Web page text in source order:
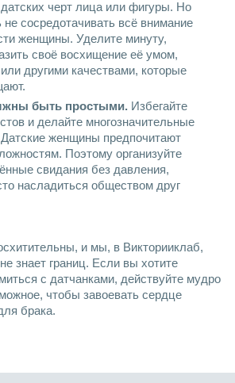
черт лица или фигуры. Но
не сосредотачивать всё внимание
женщины. Уделите минуту,
своё восхищение её умом,
другими качествами, которые
быть простыми. Избегайте
и делайте многозначительные
женщины предпочитают
Поэтому организуйте
свидания без давления,
насладиться обществом друг
и мы, в Викторииклаб,
знает границ. Если вы хотите
с датчанками, действуйте мудро
чтобы завоевать сердце
брака.